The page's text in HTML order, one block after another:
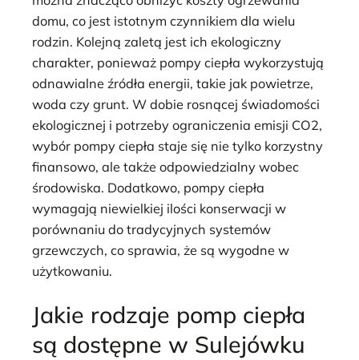
domu, co jest istotnym czynnikiem dla wielu
rodzin. Kolejną zaletą jest ich ekologiczny
charakter, ponieważ pompy ciepła wykorzystują
odnawialne źródła energii, takie jak powietrze,
woda czy grunt. W dobie rosnącej świadomości
ekologicznej i potrzeby ograniczenia emisji CO2,
wybór pompy ciepła staje się nie tylko korzystny
finansowo, ale także odpowiedzialny wobec
środowiska. Dodatkowo, pompy ciepła
wymagają niewielkiej ilości konserwacji w
porównaniu do tradycyjnych systemów
grzewczych, co sprawia, że są wygodne w
użytkowaniu.
Jakie rodzaje pomp ciepła
są dostępne w Sulejówku